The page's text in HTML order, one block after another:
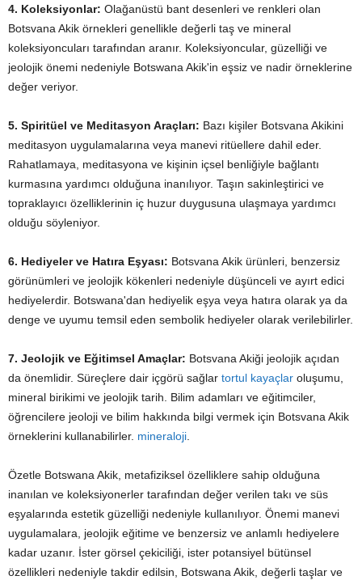
4. Koleksiyonlar: Olağanüstü bant desenleri ve renkleri olan
Botsvana Akik örnekleri genellikle değerli taş ve mineral
koleksiyoncuları tarafından aranır. Koleksiyoncular, güzelliği ve
jeolojik önemi nedeniyle Botswana Akik'in eşsiz ve nadir örneklerine
değer veriyor.
5. Spiritüel ve Meditasyon Araçları: Bazı kişiler Botsvana Akikini
meditasyon uygulamalarına veya manevi ritüellere dahil eder.
Rahatlamaya, meditasyona ve kişinin içsel benliğiyle bağlantı
kurmasına yardımcı olduğuna inanılıyor. Taşın sakinleştirici ve
topraklayıcı özelliklerinin iç huzur duygusuna ulaşmaya yardımcı
olduğu söyleniyor.
6. Hediyeler ve Hatıra Eşyası: Botsvana Akik ürünleri, benzersiz
görünümleri ve jeolojik kökenleri nedeniyle düşünceli ve ayırt edici
hediyelerdir. Botswana'dan hediyelik eşya veya hatıra olarak ya da
denge ve uyumu temsil eden sembolik hediyeler olarak verilebilirler.
7. Jeolojik ve Eğitimsel Amaçlar: Botsvana Akiği jeolojik açıdan
da önemlidir. Süreçlere dair içgörü sağlar tortul kayaçlar oluşumu,
mineral birikimi ve jeolojik tarih. Bilim adamları ve eğitimciler,
öğrencilere jeoloji ve bilim hakkında bilgi vermek için Botsvana Akik
örneklerini kullanabilirler. mineraloji.
Özetle Botswana Akik, metafiziksel özelliklere sahip olduğuna
inanılan ve koleksiyonerler tarafından değer verilen takı ve süs
eşyalarında estetik güzelliği nedeniyle kullanılıyor. Önemi manevi
uygulamalara, jeolojik eğitime ve benzersiz ve anlamlı hediyelere
kadar uzanır. İster görsel çekiciliği, ister potansiyel bütünsel
özellikleri nedeniyle takdir edilsin, Botswana Akik, değerli taşlar ve